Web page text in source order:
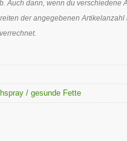
Auch dann, wenn du verschiedene
der angegebenen
/ gesunde Fette